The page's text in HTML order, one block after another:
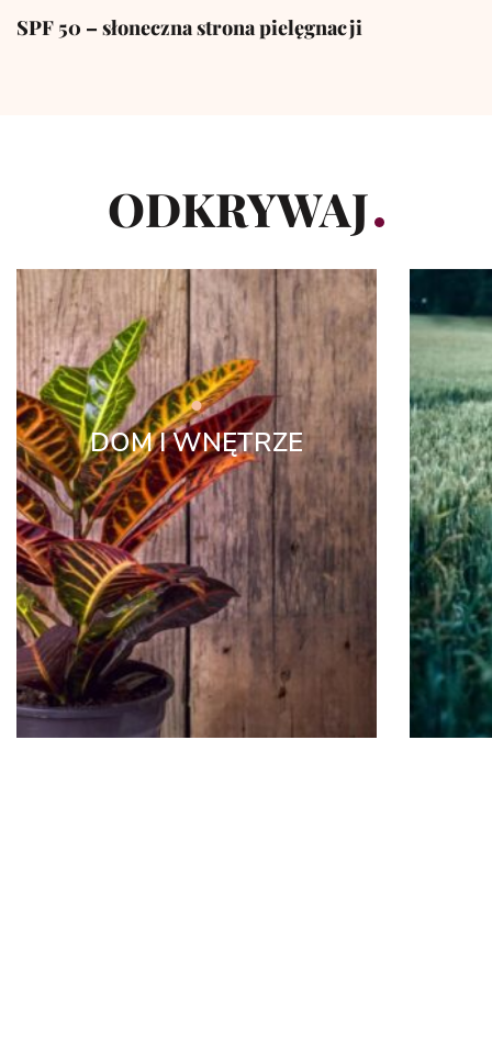
SPF 50 – słoneczna strona pielęgnacji
ODKRYWAJ
DOM I WNĘTRZE